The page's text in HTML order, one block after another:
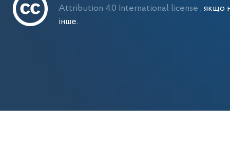
Attribution 4.0 International license, якщо
інше.